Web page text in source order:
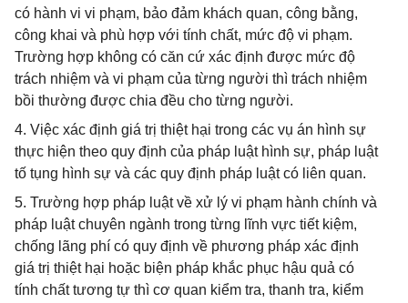
có hành vi vi phạm, bảo đảm khách quan, công bằng,
công khai và phù hợp với tính chất, mức độ vi phạm.
Trường hợp không có căn cứ xác định được mức độ
trách nhiệm và vi phạm của từng người thì trách nhiệm
bồi thường được chia đều cho từng người.
4. Việc xác định giá trị thiệt hại trong các vụ án hình sự
thực hiện theo quy định của pháp luật hình sự, pháp luật
tố tụng hình sự và các quy định pháp luật có liên quan.
5. Trường hợp pháp luật về xử lý vi phạm hành chính và
pháp luật chuyên ngành trong từng lĩnh vực tiết kiệm,
chống lãng phí có quy định về phương pháp xác định
giá trị thiệt hại hoặc biện pháp khắc phục hậu quả có
tính chất tương tự thì cơ quan kiểm tra, thanh tra, kiểm